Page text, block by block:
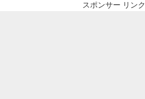
スポンサー リンク